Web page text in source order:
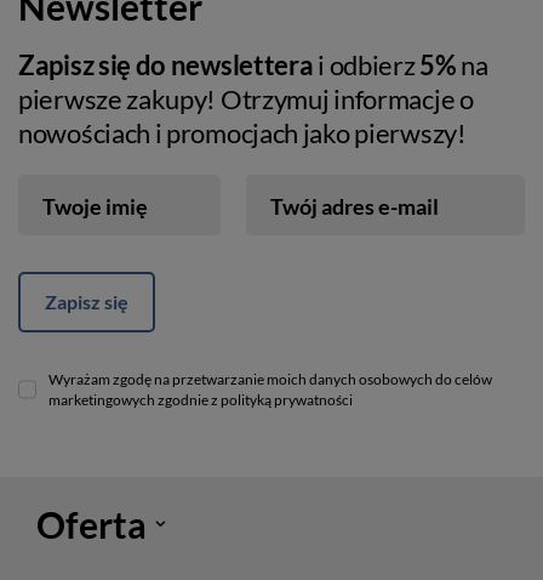
Zapisz się do newsletterai odbierz5%na
pierwsze zakupy! Otrzymuj informacje o
nowościach i promocjach jako pierwszy!
Twoje imię Twój adres e-mail
Zapisz się
Wyrażam zgodę na przetwarzanie moich danych osobowych do celów
marketingowych zgodnie z polityką prywatności
Oferta